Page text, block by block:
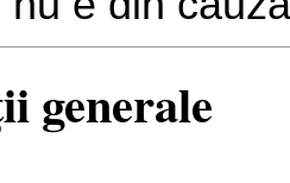
generale